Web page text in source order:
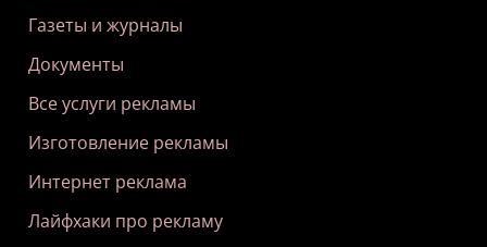
Газеты и журналы
Документы
Все услуги рекламы
Изготовление рекламы
Интернет реклама
Лайфхаки про рекламу